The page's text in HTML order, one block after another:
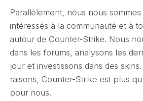
Parallèlement, nous nous
intéressés à la communauté et à
autour de Counter-Strike. Nous
dans les forums, analysons les
jour et investissons dans des
raisons, Counter-Strike est plus
pour nous.